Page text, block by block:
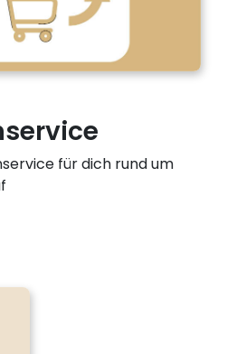
für dich rund um